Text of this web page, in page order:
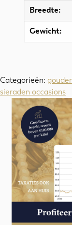
Breedte:
Gewicht:
Categorieën:
sieraden occasions